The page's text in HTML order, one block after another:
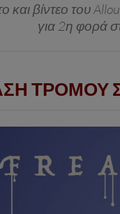
και βίντεο του
για 2η φορά
ΤΡΟΜΟΥ